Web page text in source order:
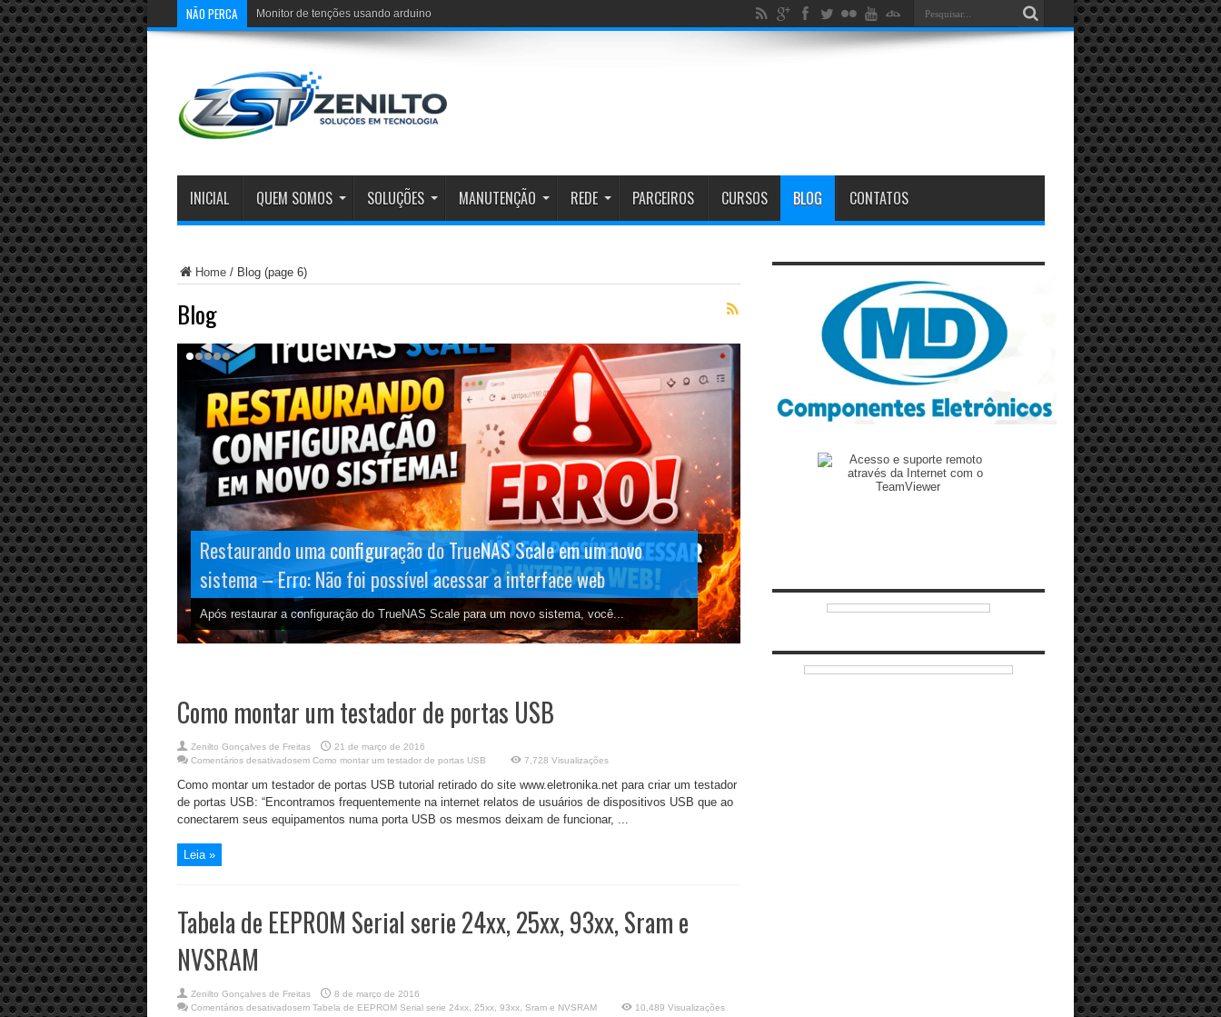
NÃO PERCA Monitor de tenções usando arduino
INICIAL QUEM SOMOS SOLUÇÕES MANUTENÇÃO REDE PARCEIROS CURSOS BLOG CONTATOS
Home/ Blog(page 6)
Blog
Restaurando uma configuração do TrueNAS Scale em um novo
sistema – Erro: Não foi possível acessar a interface web
Após restaurar a configuração do TrueNAS Scale para um novo sistema, você...
Como montar um testador de portas USB
Zenilto Gonçalves de Freitas
21 de março de 2016
Comentários desativadosem Como montar um testador de portas USB 7,728 Visualizações
Como montar um testador de portas USB tutorial retirado do site www.eletronika.net para criar um testador
de portas USB: “Encontramos frequentemente na internet relatos de usuários de dispositivos USB que ao
conectarem seus equipamentos numa porta USB os mesmos deixam de funcionar, ...
Leia »
Tabela de EEPROM Serial serie 24xx, 25xx, 93xx, Sram e
NVSRAM
Zenilto Gonçalves de Freitas
8 de março de 2016
Comentários desativadosem Tabela de EEPROM Serial serie 24xx, 25xx, 93xx, Sram e NVSRAM 10,489 Visualizações